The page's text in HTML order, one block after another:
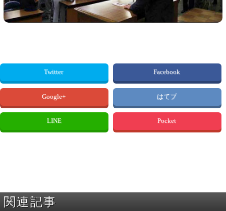
Twitter Facebook
Google+ はてブ
LINE Pocket
関連記事